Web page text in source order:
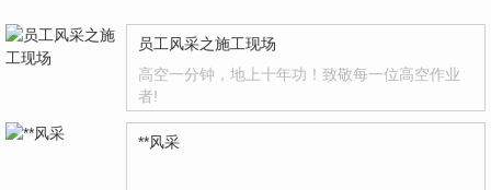
员工风采之施工现场
高空一分钟，地上十年功！致敬每一位高空作业
者!
**风采